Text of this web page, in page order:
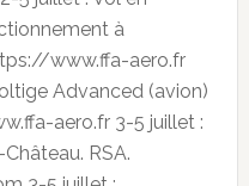
à
www.ffa-aero.fr
Advanced (avion)
aero.fr 3-5 juillet :
RSA.